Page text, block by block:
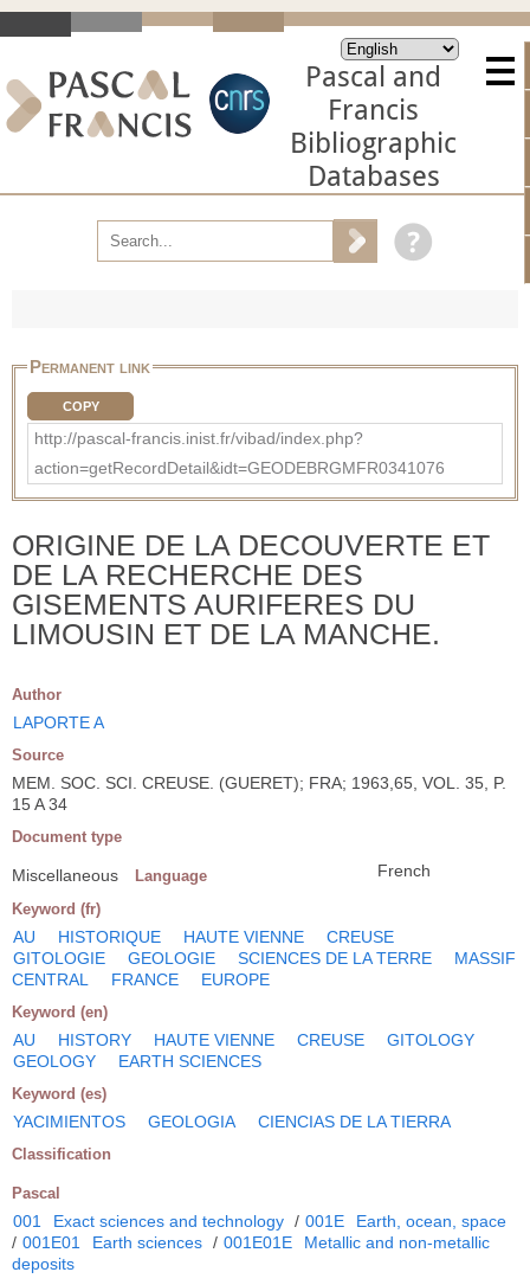
Pascal and
Francis
Bibliographic
Databases
Permanent link
COPY
http://pascal-francis.inist.fr/vibad/index.php?
action=getRecordDetail&idt=GEODEBRGMFR0341076
ORIGINE DE LA DECOUVERTE ET
DE LA RECHERCHE DES
GISEMENTS AURIFERES DU
LIMOUSIN ET DE LA MANCHE.
Author
LAPORTE A
Source
MEM. SOC. SCI. CREUSE. (GUERET); FRA; 1963,65, VOL. 35, P.
15 A 34
Document type
Miscellaneous Language French
Keyword (fr)
AU HISTORIQUE HAUTE VIENNE
CREUSE
GITOLOGIE
GEOLOGIE SCIENCES DE LA TERRE
MASSIF
CENTRAL
FRANCE EUROPE
Keyword (en)
AU HISTORY HAUTE VIENNE CREUSE
GITOLOGY
GEOLOGY
EARTH SCIENCES
Keyword (es)
YACIMIENTOS GEOLOGIA CIENCIAS DE LA TIERRA
Classification
Pascal
001 Exact sciences and technology / 001E
Earth, ocean, space
/ 001E01 Earth sciences / 001E01E
Metallic and non-metallic
deposits